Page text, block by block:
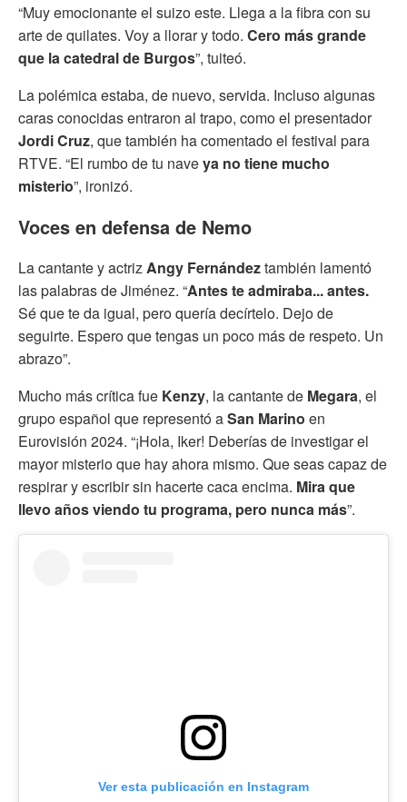
“Muy emocionante el suizo este. Llega a la fibra con su
arte de quilates. Voy a llorar y todo. Cero más grande
que la catedral de Burgos”, tuiteó.
La polémica estaba, de nuevo, servida. Incluso algunas
caras conocidas entraron al trapo, como el presentador
Jordi Cruz, que también ha comentado el festival para
RTVE. “El rumbo de tu naveya no tiene mucho
misterio”, ironizó.
Voces en defensa de Nemo
La cantante y actrizAngy Fernándeztambién lamentó
las palabras de Jiménez. “Antes te admiraba... antes.
Sé que te da igual, pero quería decírtelo. Dejo de
seguirte. Espero que tengas un poco más de respeto. Un
abrazo”.
Mucho más crítica fue Kenzy, la cantante de Megara, el
grupo español que representó aSan Marino en
Eurovisión 2024. “¡Hola, Iker! Deberías de investigar el
mayor misterio que hay ahora mismo. Que seas capaz de
respirar y escribir sin hacerte caca encima. Mira que
llevo años viendo tu programa, pero nunca más”.
Ver esta publicación en Instagram